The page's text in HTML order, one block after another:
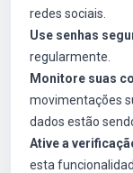
redes sociais.
Use senhas
regularmente.
Monitore suas
movimentações
dados estão
Ative a
esta